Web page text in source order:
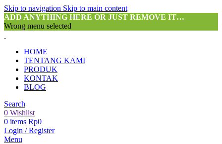
Skip to navigation Skip to main content
ADD ANYTHING HERE OR JUST REMOVE IT…
Wrong menu selected
HOME
TENTANG KAMI
PRODUK
KONTAK
BLOG
Search
0 Wishlist
0 items Rp0
Login / Register
Menu